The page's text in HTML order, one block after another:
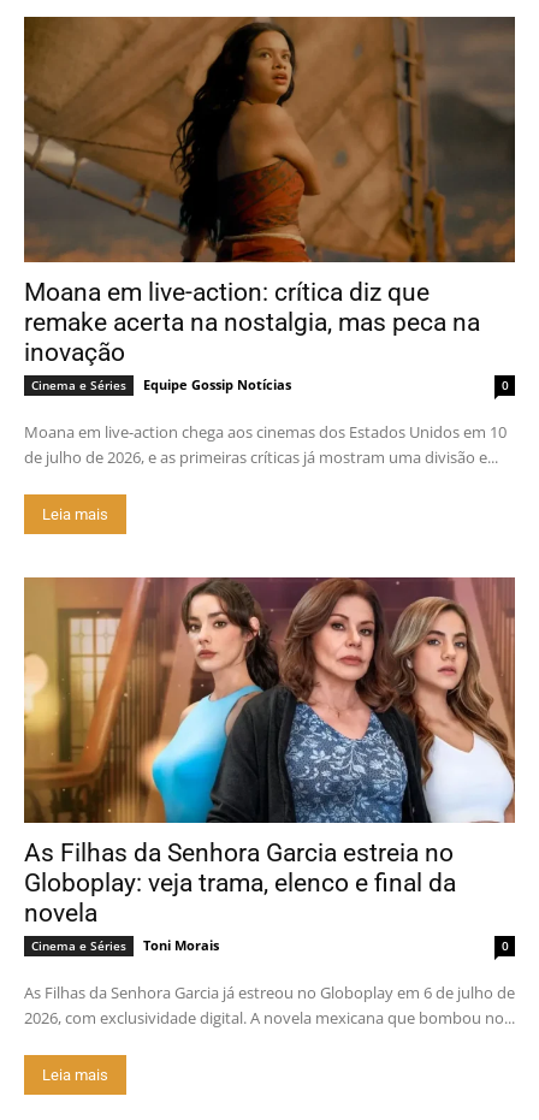
Moana em live-action: crítica diz que
remake acerta na nostalgia, mas peca na
inovação
Cinema e Séries Equipe Gossip Notícias 0
Moana em live-action chega aos cinemas dos Estados Unidos em 10
de julho de 2026, e as primeiras críticas já mostram uma divisão e...
Leia mais
As Filhas da Senhora Garcia estreia no
Globoplay: veja trama, elenco e final da
novela
Cinema e Séries Toni Morais 0
As Filhas da Senhora Garcia já estreou no Globoplay em 6 de julho de
2026, com exclusividade digital. A novela mexicana que bombou no...
Leia mais